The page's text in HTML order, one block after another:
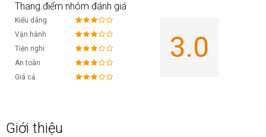
Thang điểm nhóm đánh giá
Kiểu dáng
Vận hành
Tiện nghi
An toàn
Giá cả
3.0
Giới thiệu